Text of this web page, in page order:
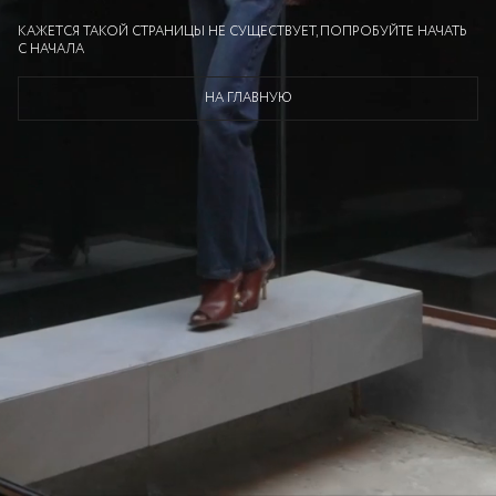
КАЖЕТСЯ ТАКОЙ СТРАНИЦЫ НЕ СУЩЕСТВУЕТ, ПОПРОБУЙТЕ НАЧАТЬ
С НАЧАЛА
НА ГЛАВНУЮ